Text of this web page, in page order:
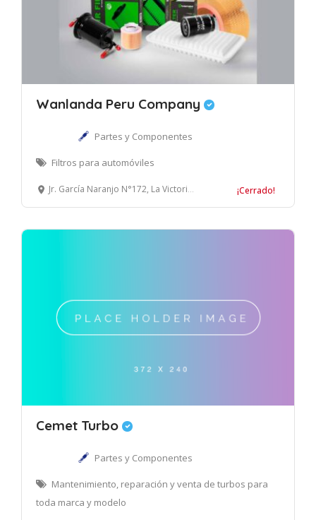
Wanlanda Peru Company
Partes y Componentes
Filtros para automóviles
Jr. García Naranjo N°172, La Victoria, Lima. ¡Cerrado!
Cemet Turbo
Partes y Componentes
Mantenimiento, reparación y venta de turbos para
toda marca y modelo